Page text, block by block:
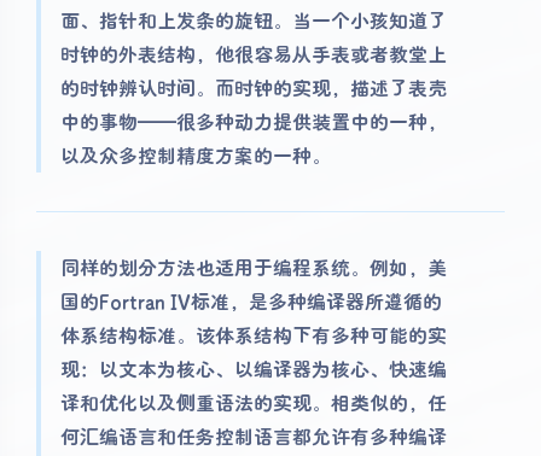
面、指针和上发条的旋钮。当一个小孩知道了
时钟的外表结构，他很容易从手表或者教堂上
的时钟辨认时间。而时钟的实现，描述了表壳
中的事物——很多种动力提供装置中的一种，
以及众多控制精度方案的一种。
同样的划分方法也适用于编程系统。例如，美
国的Fortran IV标准，是多种编译器所遵循的
体系结构标准。该体系结构下有多种可能的实
现：以文本为核心、以编译器为核心、快速编
译和优化以及侧重语法的实现。相类似的，任
何汇编语言和任务控制语言都允许有多种编译